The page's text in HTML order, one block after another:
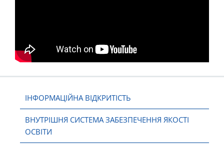
ІНФОРМАЦІЙНА ВІДКРИТІСТЬ
ВНУТРІШНЯ СИСТЕМА ЗАБЕЗПЕЧЕННЯ ЯКОСТІ
ОСВІТИ